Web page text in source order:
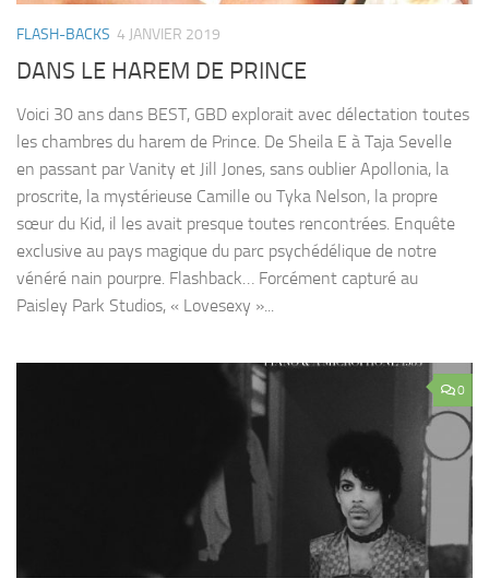
FLASH-BACKS 4 JANVIER 2019
DANS LE HAREM DE PRINCE
Voici 30 ans dans BEST, GBD explorait avec délectation toutes
les chambres du harem de Prince. De Sheila E à Taja Sevelle
en passant par Vanity et Jill Jones, sans oublier Apollonia, la
proscrite, la mystérieuse Camille ou Tyka Nelson, la propre
sœur du Kid, il les avait presque toutes rencontrées. Enquête
exclusive au pays magique du parc psychédélique de notre
vénéré nain pourpre. Flashback… Forcément capturé au
Paisley Park Studios, « Lovesexy »...
0